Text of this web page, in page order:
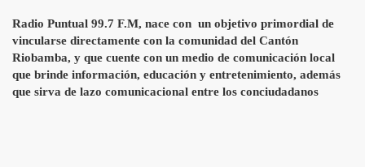
Radio Puntual 99.7 F.M, nace con un objetivo primordial de
vincularse directamente con la comunidad del Cantón
Riobamba, y que cuente con un medio de comunicación local
que brinde información, educación y entretenimiento, además
que sirva de lazo comunicacional entre los conciudadanos